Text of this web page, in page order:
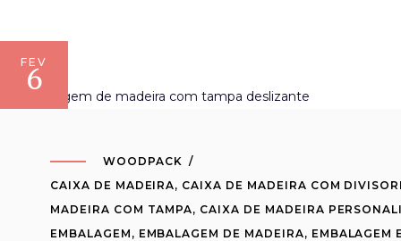
FEV
6
WOODPACK
CAIXA DE MADEIRA, CAIXA DE MADEIRA COM
MADEIRA COM TAMPA, CAIXA DE MADEIRA
EMBALAGEM , EMBALAGEM DE MADEIRA, EMBALAGEM